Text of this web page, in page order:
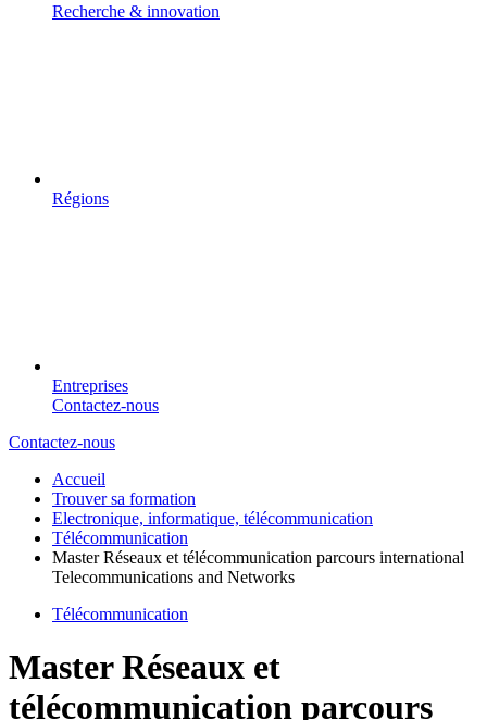
Recherche & innovation
Régions
Entreprises
Contactez-nous
Contactez-nous
Accueil
Trouver sa formation
Electronique, informatique, télécommunication
Télécommunication
Master Réseaux et télécommunication parcours international
Telecommunications and Networks
Télécommunication
Master Réseaux et
télécommunication parcours